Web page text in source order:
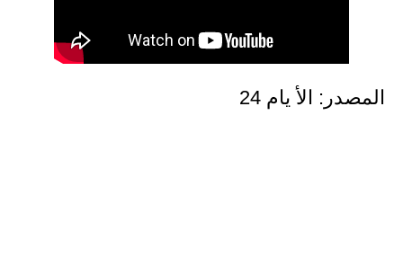
المصدر: الأ يام 24